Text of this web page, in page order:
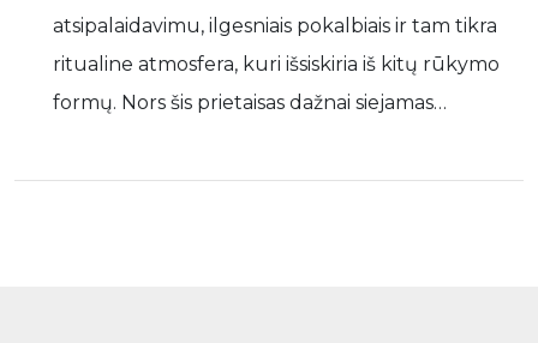
atsipalaidavimu, ilgesniais pokalbiais ir tam tikra
ritualine atmosfera, kuri išsiskiria iš kitų rūkymo
formų. Nors šis prietaisas dažnai siejamas…